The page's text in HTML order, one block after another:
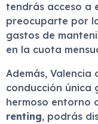
tendrás acceso a
preocuparte por
gastos de
en la cuota
Además,
conducción única
hermoso entorno
renting, podrás